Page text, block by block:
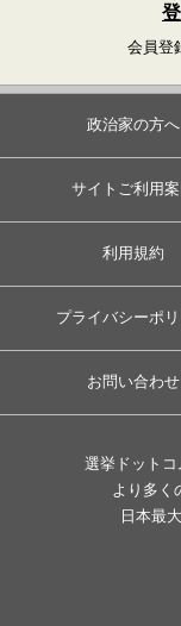
会員登
政治家の方へ
サイトご利用
利用規約
プライバシーポ
お問い合わせ
選挙ドットコ
より多く
日本最